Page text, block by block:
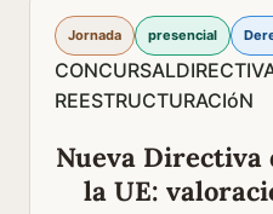
Jornada presencial
CONCURSAL
REESTRUCTURACIóN
Nueva Directiva
la UE: